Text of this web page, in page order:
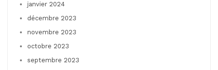
janvier 2024
décembre 2023
novembre 2023
octobre 2023
septembre 2023